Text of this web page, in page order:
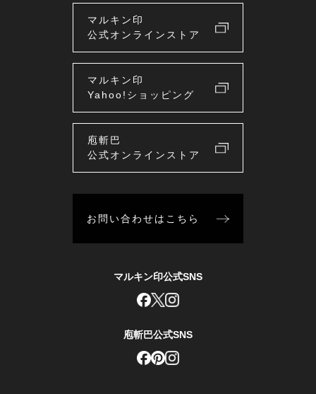
マルキン印
公式オンラインストア
マルキン印
Yahoo!ショッピング
庖斬巴
公式オンラインストア
お問い合わせはこちら
マルキン印公式SNS
庖斬巴公式SNS